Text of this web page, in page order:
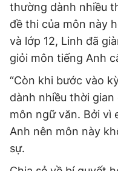
thường dành nhiều
đề thi của môn này
và lớp 12, Linh đã
giỏi môn tiếng Anh
“Còn khi bước vào
dành nhiều thời
môn ngữ văn. Bởi vì
Anh nên môn này
sự.